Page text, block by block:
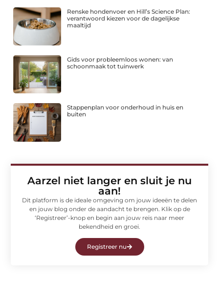
Renske hondenvoer en Hill’s Science Plan:
verantwoord kiezen voor de dagelijkse
maaltijd
Gids voor probleemloos wonen: van
schoonmaak tot tuinwerk
Stappenplan voor onderhoud in huis en
buiten
Aarzel niet langer en sluit je nu
aan!
Dit platform is de ideale omgeving om jouw ideeën te delen
en jouw blog onder de aandacht te brengen. Klik op de
‘Registreer’-knop en begin aan jouw reis naar meer
bekendheid en groei.
Registreer nu